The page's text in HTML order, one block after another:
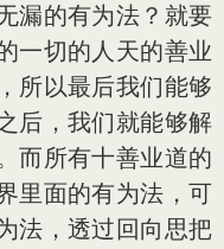
漏的有为法？就要
一切的人天的善业
所以最后我们能够
后，我们就能够解
而所有十善业道的
里面的有为法，可
法，透过回向思把